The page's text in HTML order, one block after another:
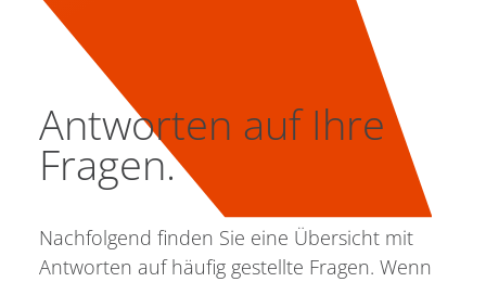
Antworten auf Ihre
Fragen.
Nachfolgend finden Sie eine Übersicht mit
Antworten auf häufig gestellte Fragen. Wenn